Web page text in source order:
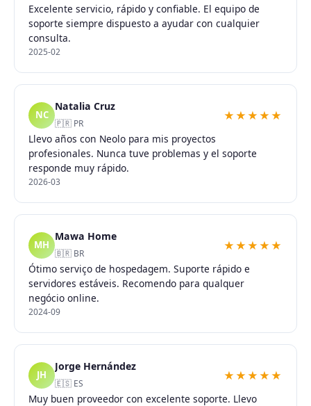
Excelente servicio, rápido y confiable. El equipo de
soporte siempre dispuesto a ayudar con cualquier
consulta.
2025-02
NC
Natalia Cruz
🇵🇷 PR
★★★★★
Llevo años con Neolo para mis proyectos
profesionales. Nunca tuve problemas y el soporte
responde muy rápido.
2026-03
MH
Mawa Home
🇧🇷 BR
★★★★★
Ótimo serviço de hospedagem. Suporte rápido e
servidores estáveis. Recomendo para qualquer
negócio online.
2024-09
JH
Jorge Hernández
🇪🇸 ES
★★★★★
Muy buen proveedor con excelente soporte. Llevo